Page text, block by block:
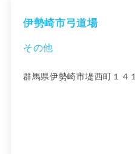
伊勢崎市弓道場
その他
群馬県伊勢崎市堤西町１４１